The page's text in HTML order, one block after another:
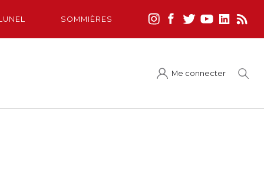
SOMMIÈRES
Me connecter